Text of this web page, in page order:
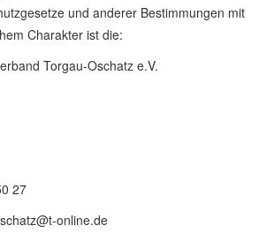
und anderer Bestimmungen mit
Charakter ist die:
Torgau-Oschatz e.V.
27
online.de